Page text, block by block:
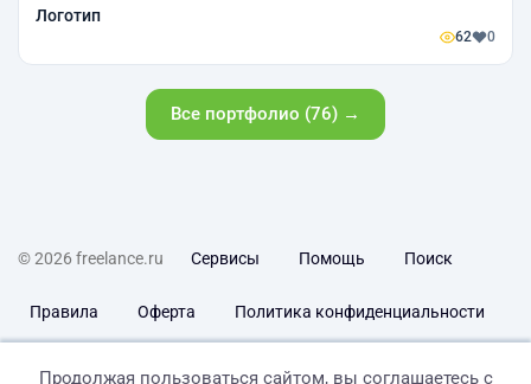
Логотип
62 0
Все портфолио (76) →
© 2026 freelance.ru Сервисы Помощь Поиск
Правила Оферта Политика конфиденциальности
Продолжая пользоваться сайтом, вы соглашаетесь с